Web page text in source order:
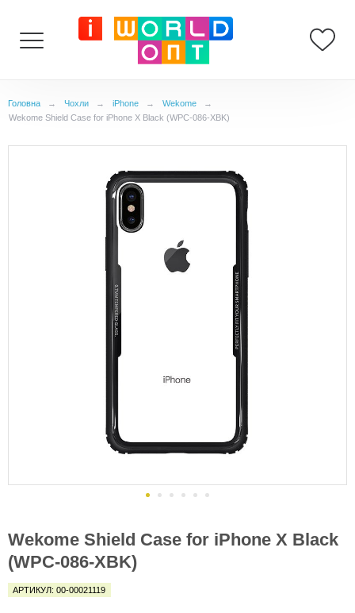
Головна → Чохли → iPhone → Wekome
→
Wekome Shield Case for iPhone X Black (WPC-086-XBK)
Wekome Shield Case for iPhone X Black
(WPC-086-XBK)
АРТИКУЛ: 00-00021119